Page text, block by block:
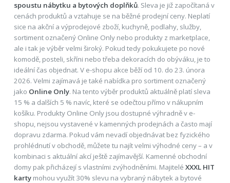
spoustu nábytku a bytových doplňků. Sleva je již započítaná v
cenách produktů a vztahuje se na běžné prodejní ceny. Neplatí
sice na akční a výprodejové zboží, kuchyně, podlahy, služby,
sortiment označený Online Only nebo produkty z marketplace,
ale i tak je výběr velmi široký. Pokud tedy pokukujete po nové
komodě, posteli, skříni nebo třeba dekoracích do obýváku, je to
ideální čas objednat. V e-shopu akce běží od 10. do 23. února
2026. Velmi zajímavá je také nabídka pro sortiment označený
jako Online Only. Na tento výběr produktů aktuálně platí sleva
15 % a dalších 5 % navíc, které se odečtou přímo v nákupním
košíku. Produkty Online Only jsou dostupné výhradně v e-
shopu, nejsou vystavené v kamenných prodejnách a často mají
dopravu zdarma. Pokud vám nevadí objednávat bez fyzického
prohlédnutí v obchodě, můžete tu najít velmi výhodné ceny – a v
kombinaci s aktuální akcí ještě zajímavější. Kamenné obchodní
domy pak přicházejí s vlastními zvýhodněními. Majitelé XXXL HIT
kartymohou využít 30% slevu na vybraný nábytek a bytové